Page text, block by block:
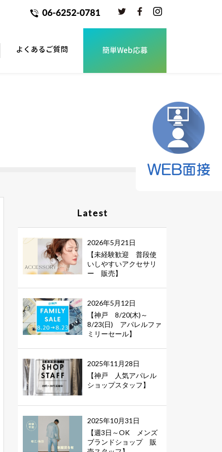
よくあるご質問 簡単Web応募
Latest
2026年5月21日
【未経験歓迎 普段使
いしやすいアクセサリ
ー 販売】
2026年5月12日
【神戸 8/20(木)～
8/23(日) アパレルファ
ミリーセール】
2025年11月28日
【神戸 人気アパレル
ショップスタッフ】
2025年10月31日
【週3日～OK メンズ
ブランドショップ 販